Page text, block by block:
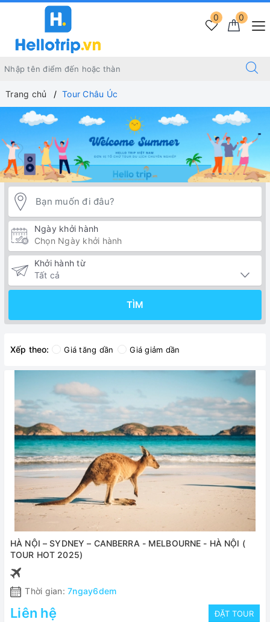
0
0
Trang chủ Tour Châu Úc
Ngày khởi hành
Khởi hành từ
TÌM
Xếp theo: Giá tăng dần Giá giảm dần
HÀ NỘI – SYDNEY – CANBERRA - MELBOURNE - HÀ NỘI (
TOUR HOT 2025)
Thời gian: 7ngay6dem
Liên hệ ĐẶT TOUR